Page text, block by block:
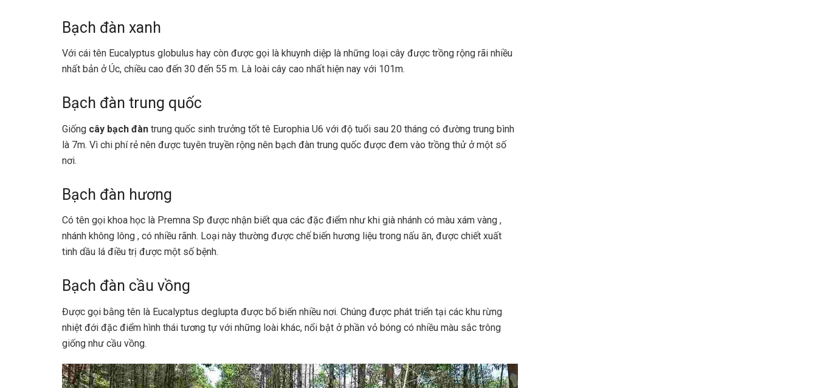
Bạch đàn xanh
Với cái tên Eucalyptus globulus hay còn được gọi là khuynh diệp là những loại cây được trồng rộng rãi nhiều
nhất bản ở Úc, chiều cao đến 30 đến 55 m. Là loài cây cao nhất hiện nay với 101m.
Bạch đàn trung quốc
Giống cây bạch đàn trung quốc sinh trưởng tốt tê Europhia U6 với độ tuổi sau 20 tháng có đường trung bình
là 7m. Vì chi phí rẻ nên được tuyên truyền rộng nên bạch đàn trung quốc được đem vào trồng thử ở một số
nơi.
Bạch đàn hương
Có tên gọi khoa học là Premna Sp được nhận biết qua các đặc điểm như khi già nhánh có màu xám vàng ,
nhánh không lông , có nhiều rãnh. Loại này thường được chế biến hương liệu trong nấu ăn, được chiết xuất
tinh dầu lá điều trị được một số bệnh.
Bạch đàn cầu vồng
Được gọi bằng tên là Eucalyptus deglupta được bổ biến nhiều nơi. Chúng được phát triển tại các khu rừng
nhiệt đới đặc điểm hình thái tương tự với những loài khác, nổi bật ở phần vỏ bóng có nhiều màu sắc trông
giống như cầu vồng.